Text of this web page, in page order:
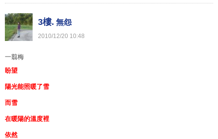
3樓. 無怨
2010/12/20 10:48
一翦梅
盼望
陽光能照暖了雪
而雪
在暖陽的溫度裡
依然